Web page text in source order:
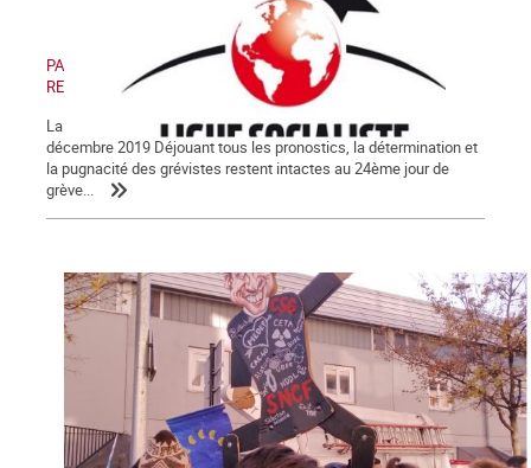
PAS DE RETRAIT, PAS DE TRÊVE ! PAS DE RETRAIT, PAS DE
RENTRÉE !
La Lettre de La Commune, nouvelle série, n° 123 - Samedi 28
décembre 2019 Déjouant tous les pronostics, la détermination et
la pugnacité des grévistes restent intactes au 24ème jour de
grève...